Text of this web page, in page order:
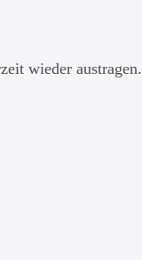
wieder austragen.